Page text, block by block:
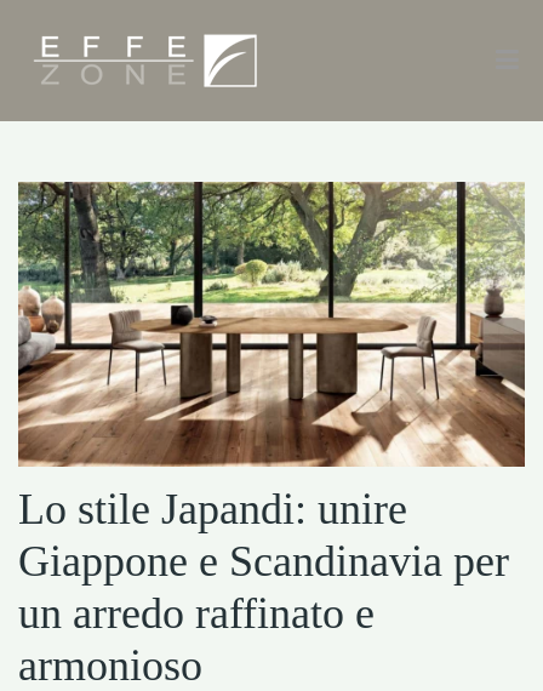
Lo stile Japandi: unire
Giappone e Scandinavia per
un arredo raffinato e
armonioso